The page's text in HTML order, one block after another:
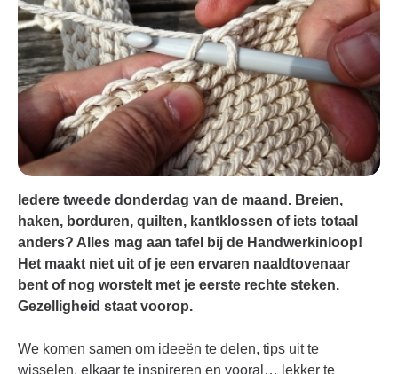
Iedere tweede donderdag van de maand. Breien,
haken, borduren, quilten, kantklossen of iets totaal
anders? Alles mag aan tafel bij de Handwerkinloop!
Het maakt niet uit of je een ervaren naaldtovenaar
bent of nog worstelt met je eerste rechte steken.
Gezelligheid staat voorop.
We komen samen om ideeën te delen, tips uit te
wisselen, elkaar te inspireren en vooral… lekker te